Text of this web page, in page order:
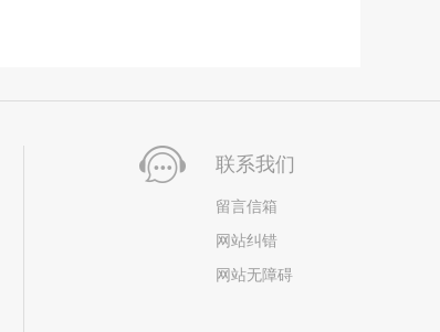
联系我们
留言信箱
网站纠错
网站无障碍